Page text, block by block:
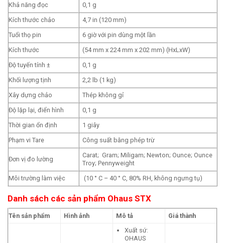
Khả năng đọc
0,1 g
Kích thước chảo
4,7 in (120 mm)
Tuổi thọ pin
6 giờ với pin dùng một lần
Kích thước
(54 mm x 224 mm x 202 mm) (HxLxW)
Độ tuyến tính ±
0,1 g
Khối lượng tịnh
2,2 lb (1 kg)
Xây dựng chảo
Thép không gỉ
Độ lặp lại, điển hình
0,1 g
Thời gian ổn định
1 giây
Phạm vi Tare
Công suất bằng phép trừ
Đơn vị đo lường
Carat; Gram; Miligam; Newton; Ounce; Ounce
Troy; Pennyweight
Môi trường làm việc
(10 ° C – 40 ° C, 80% RH, không ngưng tụ)
Danh sách các sản phẩm Ohaus STX
Tên sản phẩm Hình ảnh Mô tả Giá thành
Xuất sứ:
OHAUS